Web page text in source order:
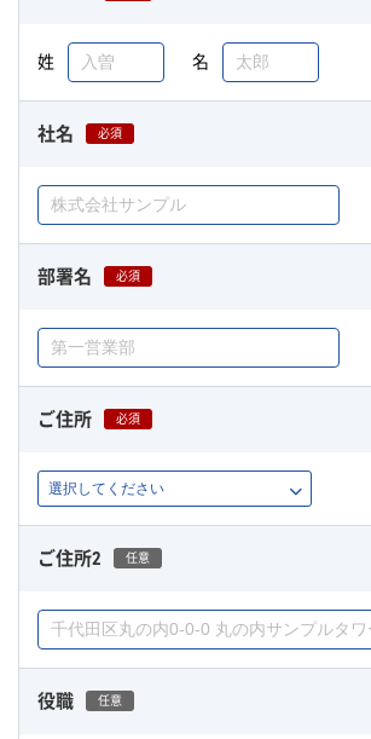
姓 名
社名 必須
部署名 必須
ご住所 必須
ご住所2 任意
役職 任意